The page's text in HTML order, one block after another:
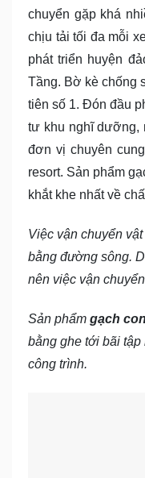
chuyển gặp khá
chịu tải tối đa mỗi
phát triển huyện
Tầng. Bờ kè chống
tiên số 1. Đón đầu
tư khu nghĩ dưỡng,
đơn vị chuyên
resort. Sản phẩm
khắt khe nhất về
Việc vận chuyển
bằng đường sông.
nên việc vận
Sản phẩm gạch
bằng ghe tới bãi
công trình.